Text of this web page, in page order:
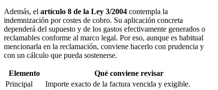
Además, el artículo 8 de la Ley 3/2004 contempla la
indemnización por costes de cobro. Su aplicación concreta
dependerá del supuesto y de los gastos efectivamente generados o
reclamables conforme al marco legal. Por eso, aunque es habitual
mencionarla en la reclamación, conviene hacerlo con prudencia y
con un cálculo que pueda sostenerse.
Elemento
Qué conviene revisar
Principal
Importe exacto de la factura vencida y exigible.